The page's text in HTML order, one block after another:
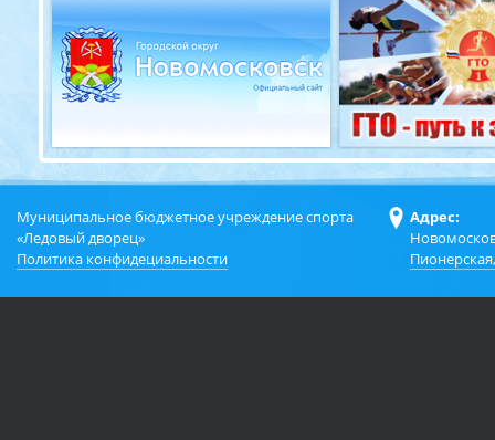
Муниципальное бюджетное учреждение спорта
«Ледовый дворец»
Политика конфидециальности
Адрес: